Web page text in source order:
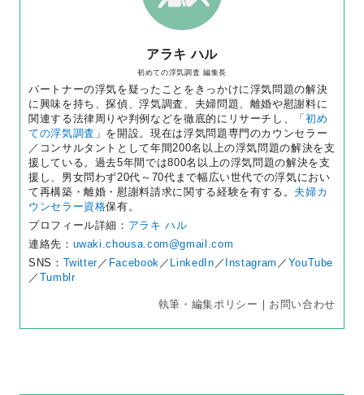
アラキ ハル
初めての浮気調査 編集長
パートナーの浮気を疑ったことをきっかけに浮気問題の解決
に興味を持ち、探偵、浮気調査、夫婦問題、離婚や慰謝料に
関連する法律周りや判例などを徹底的にリサーチし、「 初め
ての浮気調査 」を開設。現在は浮気問題専門のカウンセラー
／コンサルタントとして年間200名以上の浮気問題の解決を支
援している。過去5年間では800名以上の浮気問題の解決を支
援し、男女問わず20代～70代まで幅広い世代での浮気におい
て再構築・離婚・慰謝料請求に関する経験を有する。 夫婦カ
ウンセラー資格保有。
プロフィール詳細： アラキ ハル
連絡先： uwaki.chousa.com@gmail.com
SNS： Twitter／ Facebook ／ LinkedIn ／ Instagram ／ YouTube
／ Tumblr
執筆・編集ポリシー ｜ お問い合わせ